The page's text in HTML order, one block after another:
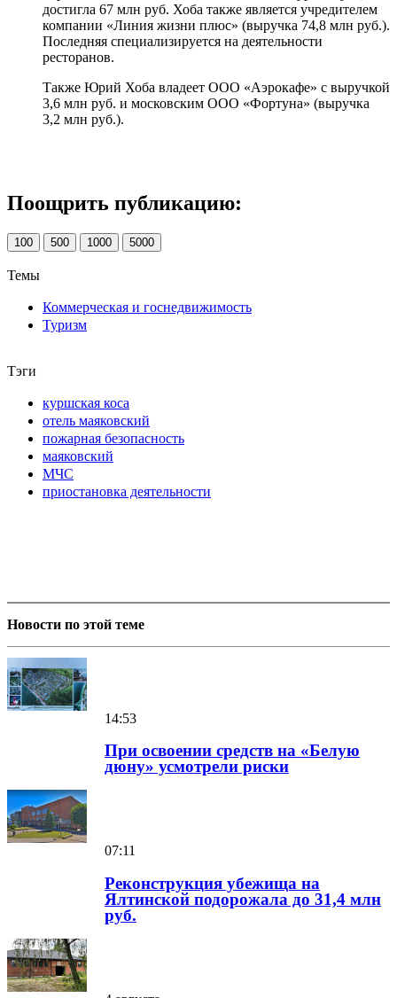
достигла 67 млн руб. Хоба также является учредителем
компании «Линия жизни плюс» (выручка 74,8 млн руб.).
Последняя специализируется на деятельности
ресторанов.
Также Юрий Хоба владеет ООО «Аэрокафе» с выручкой
3,6 млн руб. и московским ООО «Фортуна» (выручка
3,2 млн руб.).
Поощрить публикацию:
100 500 1000 5000
Темы
Коммерческая и госнедвижимость
Туризм
Тэги
куршская коса
отель маяковский
пожарная безопасность
маяковский
МЧС
приостановка деятельности
Новости по этой теме
14:53
При освоении средств на «Белую
дюну» усмотрели риски
07:11
Реконструкция убежища на
Ялтинской подорожала до 31,4 млн
руб.